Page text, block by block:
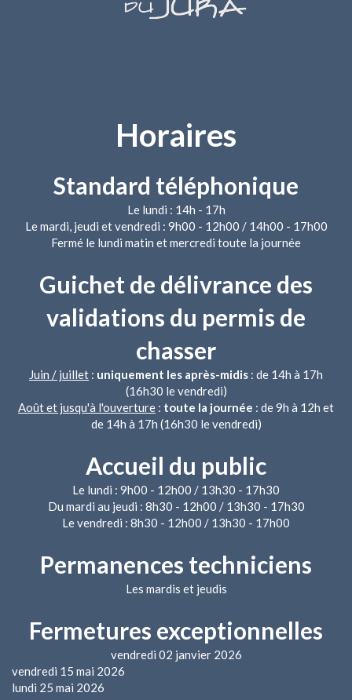
Horaires
Standard téléphonique
Le lundi : 14h - 17h
Le mardi, jeudi et vendredi : 9h00 - 12h00 / 14h00 - 17h00
Fermé le lundi matin et mercredi toute la journée
Guichet de délivrance des
validations du permis de
chasser
Juin / juillet : uniquement les après-midis : de 14h à 17h
(16h30 le vendredi)
Août et jusqu'à l'ouverture : toute la journée : de 9h à 12h et
de 14h à 17h (16h30 le vendredi)
Accueil du public
Le lundi : 9h00 - 12h00 / 13h30 - 17h30
Du mardi au jeudi : 8h30 - 12h00 / 13h30 - 17h30
Le vendredi : 8h30 - 12h00 / 13h30 - 17h00
Permanences techniciens
Les mardis et jeudis
Fermetures exceptionnelles
vendredi 02 janvier 2026
vendredi 15 mai 2026
lundi 25 mai 2026